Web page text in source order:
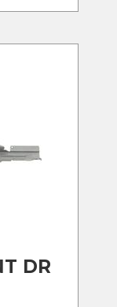
DR